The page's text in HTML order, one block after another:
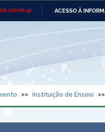
(COVID-19) ACESSO À
Ministério das Relações
Banco Central do Brasil
Instituição de Ensino